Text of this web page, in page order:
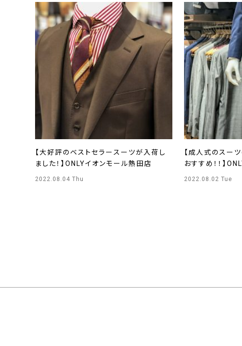
【大好評のベストセラースーツが入荷し
ました！】ONLYイオンモール熱田店
2022.08.04 Thu
【成人式のスー
おすすめ！！】
2022.08.02 Tue